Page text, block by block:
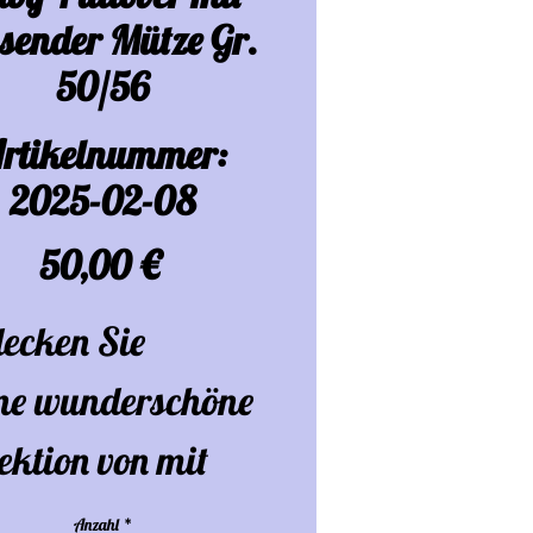
Mütze Gr.
50/56
2025-02-08
50,00 €Preis
Sie
wunderschöne
von mit
gehäkelter
Anzahl *